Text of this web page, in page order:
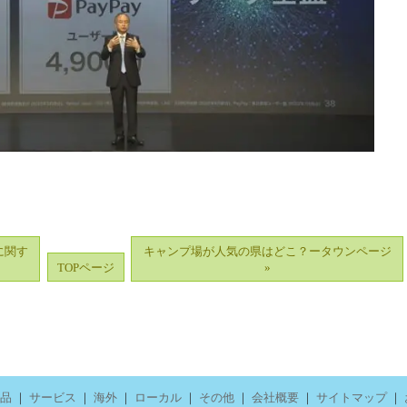
関す
TOPページ
キャンプ場が人気の県はどこ？ータウンページ
»
｜ サービス ｜ 海外 ｜ ローカル ｜ その他 ｜ 会社概要 ｜ サイトマップ｜